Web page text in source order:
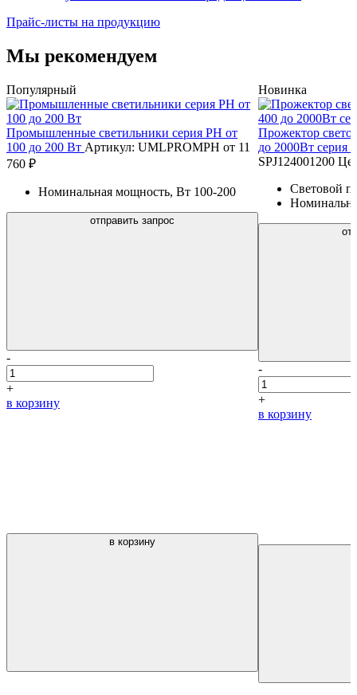
Прайс-листы на продукцию
Мы рекомендуем
Популярный
Промышленные светильники серия PH от
100 до 200 Вт Артикул: UMLPROMPH от 11
760 ₽
Номинальная мощность, Вт 100-200
отправить запрос
-
+
в корзину
в корзину
Новинка
Прожектор
до 2000Вт серия
SPJ124001200
Световой
-
+
в корзину